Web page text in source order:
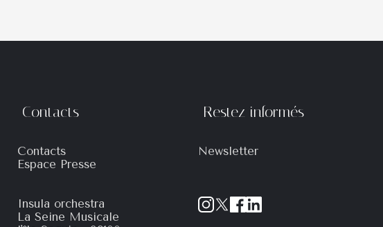
Contacts
Contacts
Espace Presse
Insula orchestra
La Seine Musicale
Restez informés
Newsletter